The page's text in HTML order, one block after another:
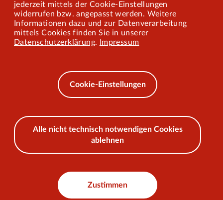
jederzeit mittels der Cookie-Einstellungen
widerrufen bzw. angepasst werden. Weitere
Informationen dazu und zur Datenverarbeitung
mittels Cookies finden Sie in unserer
Datenschutzerklärung. Impressum
Cookie-Einstellungen
Alle nicht technisch notwendigen Cookies
ablehnen
Zustimmen
Barrierefreiheit
Mobilität lernen